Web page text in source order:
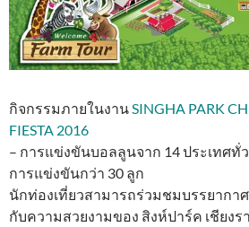
กิจกรรมภายในงานSINGHA PARK
FIESTA 2016
– การแข่งขันบอลลูนจาก 14 ประเทศทั่
การแข่งขันกว่า 30 ลูก
นักท่องเที่ยวสามารถร่วมชมบรรยากา
กับความสวยงามของ สิงห์ปาร์ค เชียงร